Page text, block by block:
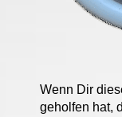
Wenn Dir
geholfen hat,